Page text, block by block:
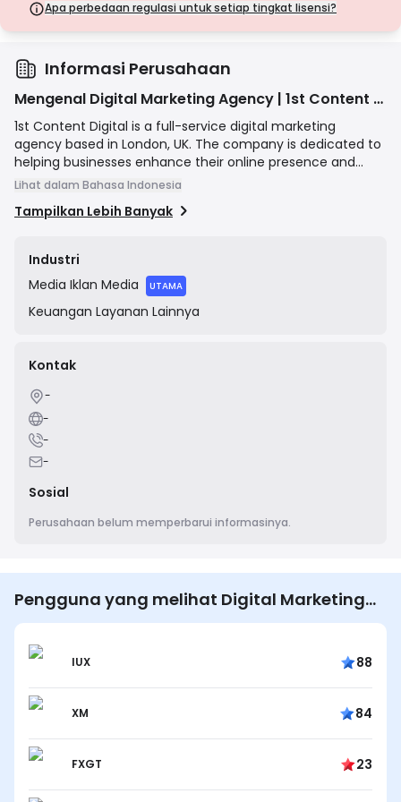
Apa perbedaan regulasi untuk setiap tingkat lisensi?
langkah keamanan.
Dari yurisdiksi dengan pengawasan minimal, lisensi ini seringkali
asuransi. Meskipun menarik untuk fleksibilitas operasional, lisensi ini
menimbulkan risiko yang lebih tinggi bagi pedagang.
Informasi Perusahaan
Mengenal Digital Marketing Agency | 1st Content Digital
1st Content Digital is a full-service digital marketing
agency based in London, UK. The company is dedicated to
helping businesses enhance their online presence and
achieve tangible growth through comprehensive, data-
Optimization (SEO), Pay-Per-Click (PPC) advertising, social
client-centric approach, focusing on delivering
measurable results and a strong return on investment for
their partners.
Lihat dalam Bahasa Indonesia
Tampilkan Lebih Banyak
Industri
Media Iklan Media UTAMA
Keuangan Layanan Lainnya
Kontak
-
-
-
-
Sosial
Perusahaan belum memperbarui informasinya.
Pengguna yang melihat Digital Marketing
Agency | 1st Content Digital juga melihat…
IUX 88
XM 84
FXGT 23